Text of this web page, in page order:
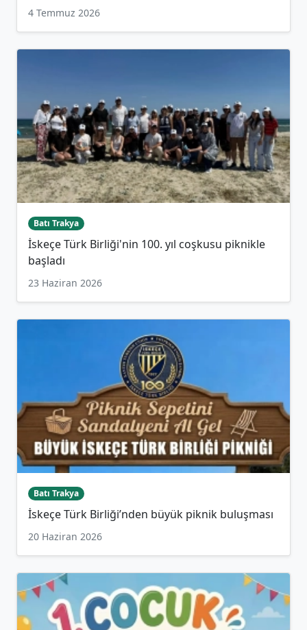
4 Temmuz 2026
Batı Trakya
İskeçe Türk Birliği'nin 100. yıl coşkusu piknikle
başladı
23 Haziran 2026
Batı Trakya
İskeçe Türk Birliği’nden büyük piknik buluşması
20 Haziran 2026